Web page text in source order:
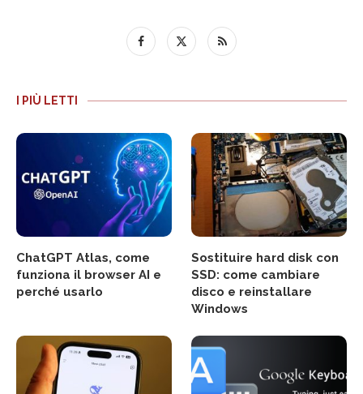
I PIÙ LETTI
ChatGPT Atlas, come
funziona il browser AI e
perché usarlo
Sostituire hard disk con
SSD: come cambiare
disco e reinstallare
Windows